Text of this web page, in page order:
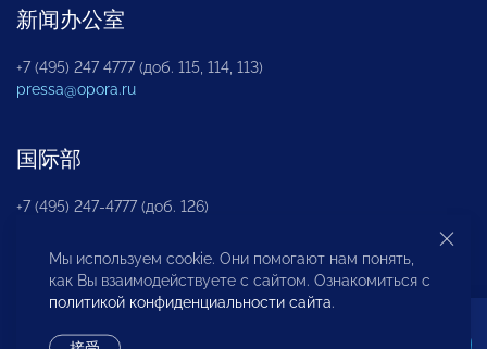
新闻办公室
+7 (495) 247 4777 (доб. 115, 114, 113)
pressa@opora.ru
国际部
+7 (495) 247-4777 (доб. 126)
商投权益保护部
Мы используем cookie. Они помогают нам понять,
как Вы взаимодействуете с сайтом. Ознакомиться с
политикой конфиденциальности сайта.